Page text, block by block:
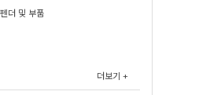
펜더 및 부품
더보기 +